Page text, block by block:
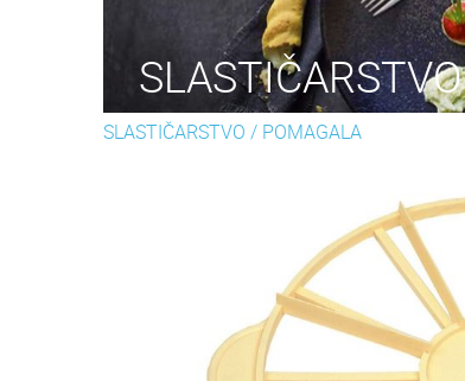
SLASTIČARSTVO
SLASTIČARSTVO / POMAGALA